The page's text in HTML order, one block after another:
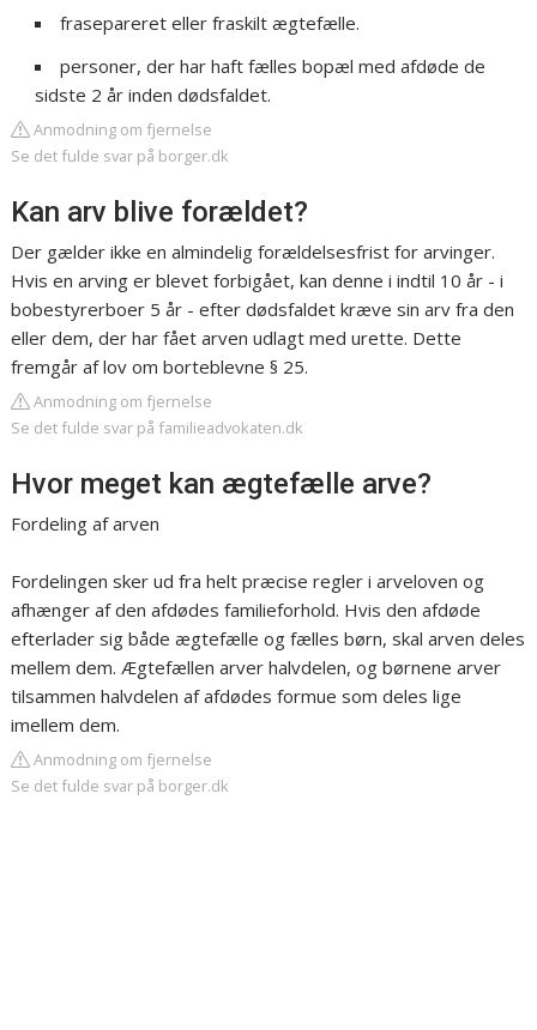
frasepareret eller fraskilt ægtefælle.
personer, der har haft fælles bopæl med afdøde de
sidste 2 år inden dødsfaldet.
Anmodning om fjernelse
Se det fulde svar på borger.dk
Kan arv blive forældet?
Der gælder ikke en almindelig forældelsesfrist for arvinger.
Hvis en arving er blevet forbigået, kan denne i indtil 10 år - i
bobestyrerboer 5 år - efter dødsfaldet kræve sin arv fra den
eller dem, der har fået arven udlagt med urette. Dette
fremgår af lov om borteblevne § 25.
Anmodning om fjernelse
Se det fulde svar på familieadvokaten.dk
Hvor meget kan ægtefælle arve?
Fordeling af arven
Fordelingen sker ud fra helt præcise regler i arveloven og
afhænger af den afdødes familieforhold. Hvis den afdøde
efterlader sig både ægtefælle og fælles børn, skal arven deles
mellem dem. Ægtefællen arver halvdelen, og børnene arver
tilsammen halvdelen af afdødes formue som deles lige
imellem dem.
Anmodning om fjernelse
Se det fulde svar på borger.dk